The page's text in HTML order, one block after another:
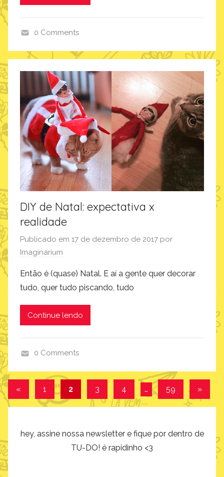
m
a
i
n
a
r
i
m
0 Comments
DIY de Natal: expectativa x
realidade
Publicado em 17 de dezembro de 2017 por
Imaginarium
Então é (quase) Natal. E aí a gente quer decorar
tudo, quer tudo piscando, tudo
Continue lendo
m
a
g
n
0 Comments
Navegação
por
«
anterior
1 2 3 4 … 59
Post
»
hey, assine nossa newsletter e fique por dentro de
TU-DO! é rapidinho <3